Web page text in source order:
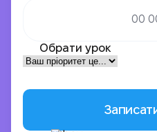
Обрати урок